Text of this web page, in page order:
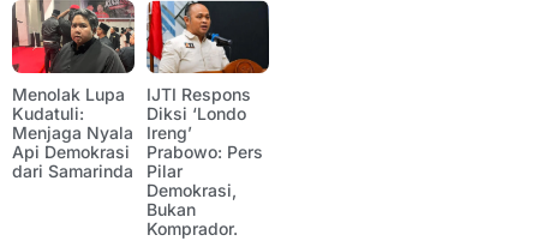
Menolak Lupa
Kudatuli:
Menjaga Nyala
Api Demokrasi
dari Samarinda
IJTI Respons
Diksi ‘Londo
Ireng’
Prabowo: Pers
Pilar
Demokrasi,
Bukan
Komprador.